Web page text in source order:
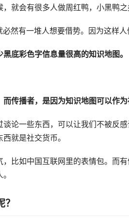
就会有很多人做周红鸭，小黑鸭之
然有一堆人想要借势。因为这样人
底彩色字信息量很高的知识地图。
而传播者，是因为知识地图可以作为
论一些东西，可以让我们不被反
就是社交货币。
，比如中国互联网里的表情包。而